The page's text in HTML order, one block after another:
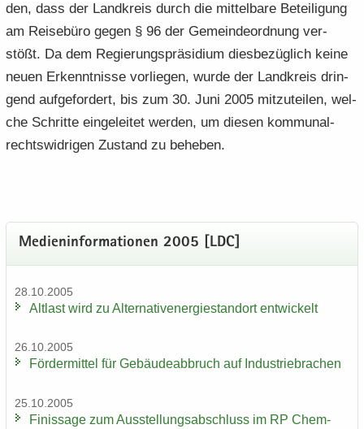
den, dass der Land­kreis durch die mit­tel­ba­re Be­tei­li­gung
am Rei­se­bü­ro gegen § 96 der Ge­mein­de­ord­nung ver­
stößt. Da dem Re­gie­rungs­prä­si­di­um dies­be­züg­lich keine
neuen Er­kennt­nis­se vor­lie­gen, wurde der Land­kreis drin­
gend auf­ge­for­dert, bis zum 30. Juni 2005 mit­zu­tei­len, wel­
che Schrit­te ein­ge­lei­tet wer­den, um die­sen kom­mu­nal­
rechts­wid­ri­gen Zu­stand zu be­he­ben.
Me­di­en­in­for­ma­tio­nen 2005 [LDC]
28.10.2005
Alt­last wird zu Al­ter­na­tiv­ener­gie­stand­ort ent­wi­ckelt
26.10.2005
För­der­mit­tel für Ge­bäu­de­ab­bruch auf In­dus­trie­bra­chen
25.10.2005
Fi­nis­sa­ge zum Aus­stel­lungs­ab­schluss im RP Chem­